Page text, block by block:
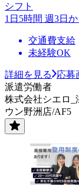
シフト
1日5時間 週3日
交通費支給
未経験OK
詳細を見る
応募
派遣労働者
株式会社シエロ_
ウン野洲店/AF5